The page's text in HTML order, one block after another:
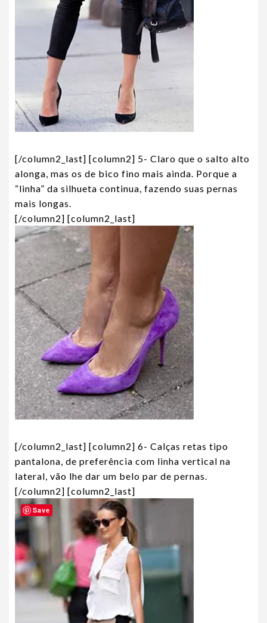
[/column2_last] [column2] 5- Claro que o salto alto
alonga, mas os de bico fino mais ainda. Porque a
“linha” da silhueta continua, fazendo suas pernas
mais longas.
[/column2] [column2_last]
[/column2_last] [column2] 6- Calças retas tipo
pantalona, de preferência com linha vertical na
lateral, vão lhe dar um belo par de pernas.
[/column2] [column2_last]
Save